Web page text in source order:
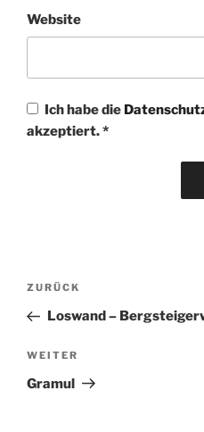
Website
Ich habe die
akzeptiert.*
Beitragsnavigation
Vorheriger
Beitrag
ZURÜCK
Loswand –
Nächster
Beitrag
WEITER
Gramul